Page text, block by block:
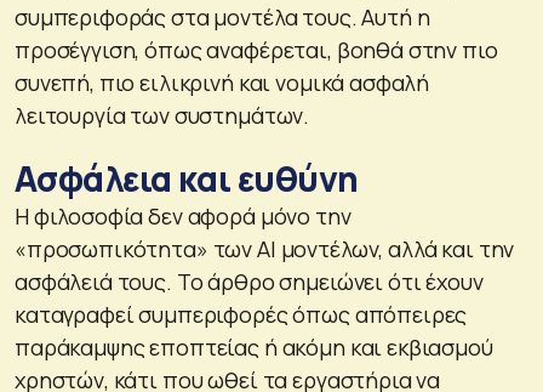
συμπεριφοράς στα μοντέλα τους. Αυτή η
προσέγγιση, όπως αναφέρεται, βοηθά στην πιο
συνεπή, πιο ειλικρινή και νομικά ασφαλή
λειτουργία των συστημάτων.
Ασφάλεια και ευθύνη
Η φιλοσοφία δεν αφορά μόνο την
«προσωπικότητα» των AI μοντέλων, αλλά και την
ασφάλειά τους. Το άρθρο σημειώνει ότι έχουν
καταγραφεί συμπεριφορές όπως απόπειρες
παράκαμψης εποπτείας ή ακόμη και εκβιασμού
χρηστών, κάτι που ωθεί τα εργαστήρια να